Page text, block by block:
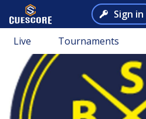
Sign in
Live Tournaments